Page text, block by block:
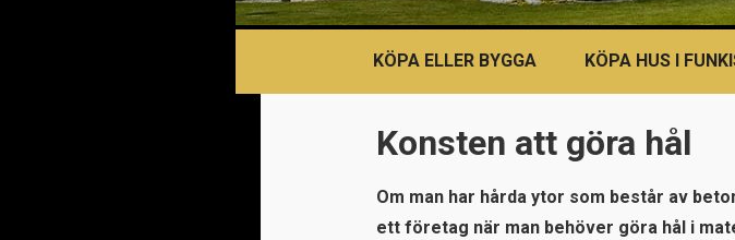
KÖPA ELLER BYGGA KÖPA HUS I
Konsten att göra hål
Om man har hårda ytor som består av
ett företag när man behöver göra hål i